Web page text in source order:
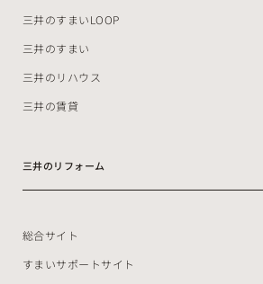
三井のすまいLOOP
三井のすまい
三井のリハウス
三井の賃貸
三井のリフォーム
総合サイト
すまいサポートサイト